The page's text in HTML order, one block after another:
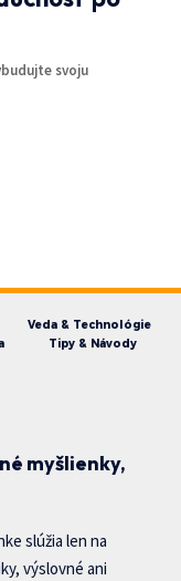
svoju
Veda & Technológie
Tipy & Návody
myšlienky,
slúžia len na
výslovné ani